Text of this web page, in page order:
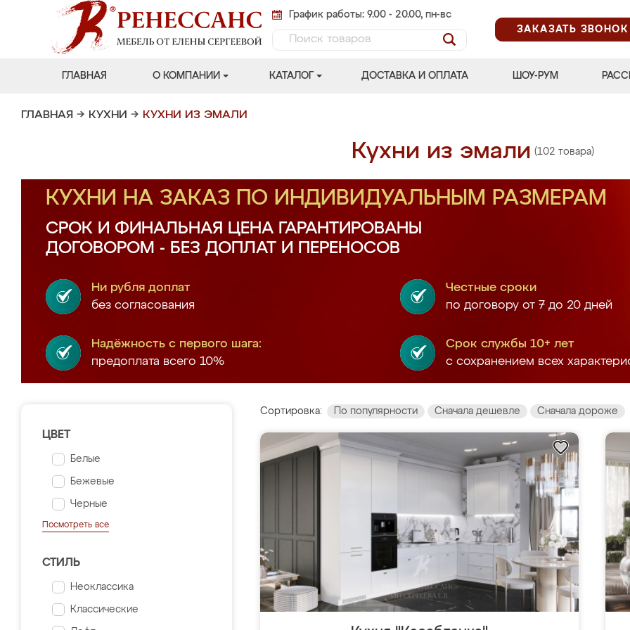
График работы: 9.00 - 20.00, пн-вс
ЗАКАЗАТЬ ЗВОНОК
ГЛАВНАЯ О КОМПАНИИ КАТАЛОГ ДОСТАВКА И ОПЛАТА ШОУ-РУМ
ГЛАВНАЯ → КУХНИ → КУХНИ ИЗ ЭМАЛИ
Кухни из эмали (102 товара)
КУХНИ НА ЗАКАЗ ПО ИНДИВИДУАЛЬНЫМ РАЗМЕРАМ
СРОК И ФИНАЛЬНАЯ ЦЕНА ГАРАНТИРОВАНЫ
ДОГОВОРОМ - БЕЗ ДОПЛАТ И ПЕРЕНОСОВ
Ни рубля доплат
без согласования
Честные сроки
по договору от 7 до 20 дней
Надёжность с первого шага:
предоплата всего 10%
Срок службы 10+ лет
с сохранением всех
ЦВЕТ
Белые
Бежевые
Черные
Посмотреть все
СТИЛЬ
Неоклассика
Классические
Сортировка: По популярности Сначала дешевле Сначала дороже